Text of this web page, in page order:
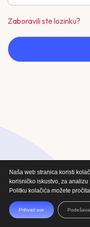
Zaboravili ste lozinku?
Naša web stranica koristi
korisničko iskustvo, za
Politku kolačića možete
Prihvati sve